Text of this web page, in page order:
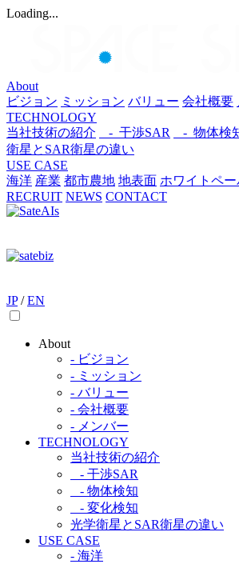
Loading...
About
ビジョン ミッション バリュー 会社概要
TECHNOLOGY
当社技術の紹介
- 干渉SAR - 物体検
衛星とSAR衛星の違い
USE CASE
海洋 産業 都市​農地 地表面 ホワイトペー
RECRUIT NEWS CONTACT
JP / EN
About
- ビジョン
- ミッション
- バリュー
- 会社概要
- メンバー
TECHNOLOGY
当社技術の紹介​
- 干渉SAR​
- 物体検知​
- 変化検知​
光学衛星とSAR衛星の違い​
USE CASE
- 海洋